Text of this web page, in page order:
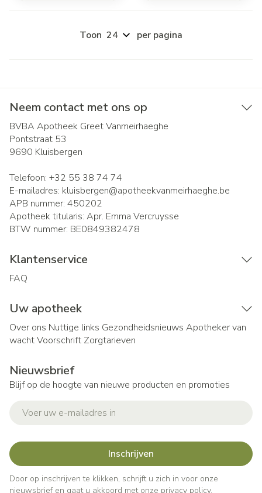
Toon per pagina
Neem contact met ons op
BVBA Apotheek Greet Vanmeirhaeghe
Pontstraat 53
9690 Kluisbergen
Telefoon: +32 55 38 74 74
E-mailadres: kluisbergen@apotheekvanmeirhaeghe.be
APB nummer: 450202
Apotheek titularis: Apr. Emma Vercruysse
BTW nummer: BE0849382478
Klantenservice
FAQ
Uw apotheek
Over ons Nuttige links Gezondheidsnieuws Apotheker van
wachtVoorschrift Zorgtarieven
Nieuwsbrief
Blijf op de hoogte van nieuwe producten en promoties
Inschrijven
Door op inschrijven te klikken, schrijft u zich in voor onze
nieuwsbrief en gaat u akkoord met onze privacy policy.